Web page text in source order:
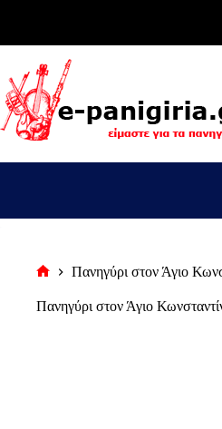
σελίδα
Πανηγύρι στον Άγιο
Πανηγύρι στον Άγιο